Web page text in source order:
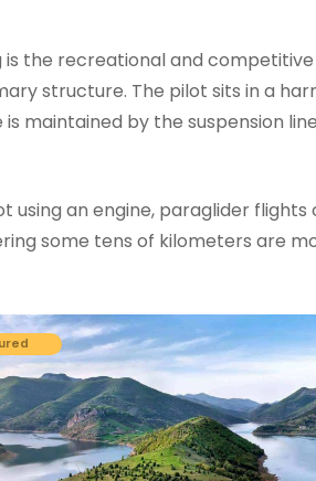
is the recreational and
structure. The pilot sits in a
is maintained by the suspension
using an engine, paraglider
some tens of kilometers are